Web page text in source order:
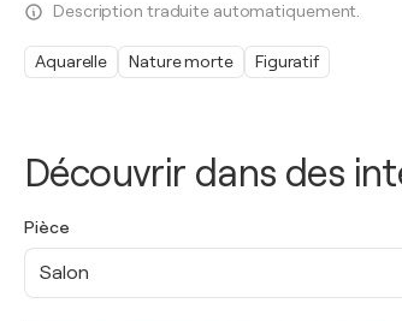
Découvrir dans des
Pièce
Salon
Description traduite automatiquement.
Aquarelle Nature morte Figuratif